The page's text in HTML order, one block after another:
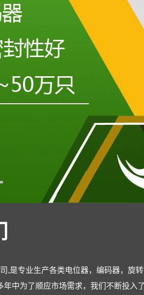
,是专业生产各类电位器，编码器，旋
年中为了顺应市场需求，我们不断投入